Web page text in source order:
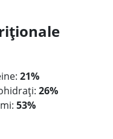
21%
26%
53%